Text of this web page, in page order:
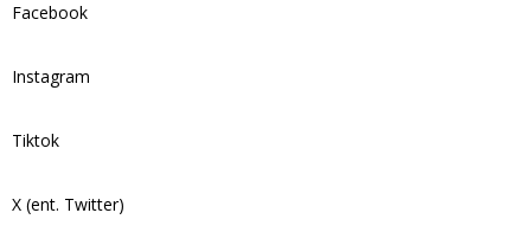
Facebook
Instagram
Tiktok
X (ent. Twitter)